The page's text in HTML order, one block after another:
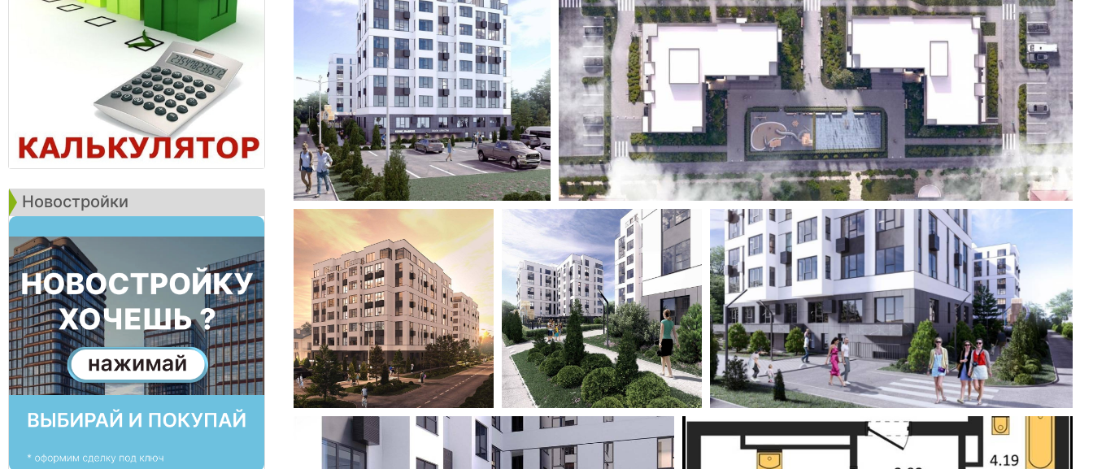
Новостройки